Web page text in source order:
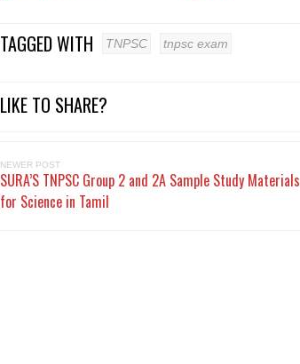
TAGGED WITH TNPSC tnpsc exam
LIKE TO SHARE?
NEWER POST
SURA’S TNPSC Group 2 and 2A Sample Study Materials
for Science in Tamil